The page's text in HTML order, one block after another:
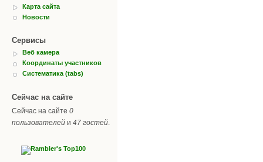
Карта сайта
Новости
Сервисы
Веб камера
Координаты участников
Систематика (tabs)
Сейчас на сайте
Сейчас на сайте 0
пользователей и 47 гостей.